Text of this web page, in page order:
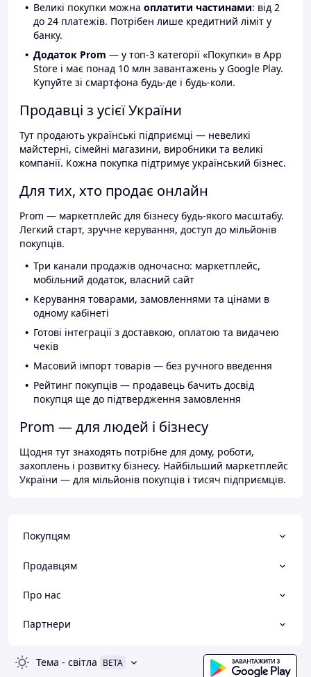
Великі покупки можна оплатити частинами: від 2
до 24 платежів. Потрібен лише кредитний ліміт у
банку.
Додаток Prom — у топ-3 категорії «Покупки» в App
Store і має понад 10 млн завантажень у Google Play.
Купуйте зі смартфона будь-де і будь-коли.
Продавці з усієї України
Тут продають українські підприємці — невеликі
майстерні, сімейні магазини, виробники та великі
компанії. Кожна покупка підтримує український бізнес.
Для тих, хто продає онлайн
Prom — маркетплейс для бізнесу будь-якого масштабу.
Легкий старт, зручне керування, доступ до мільйонів
покупців.
Три канали продажів одночасно: маркетплейс,
мобільний додаток, власний сайт
Керування товарами, замовленнями та цінами в
одному кабінеті
Готові інтеграції з доставкою, оплатою та видачею
чеків
Масовий імпорт товарів — без ручного введення
Рейтинг покупців — продавець бачить досвід
покупця ще до підтвердження замовлення
Prom — для людей і бізнесу
Щодня тут знаходять потрібне для дому, роботи,
захоплень і розвитку бізнесу. Найбільший маркетплейс
України — для мільйонів покупців і тисяч підприємців.
Покупцям
Продавцям
Про нас
Партнери
Тема - світла BETA